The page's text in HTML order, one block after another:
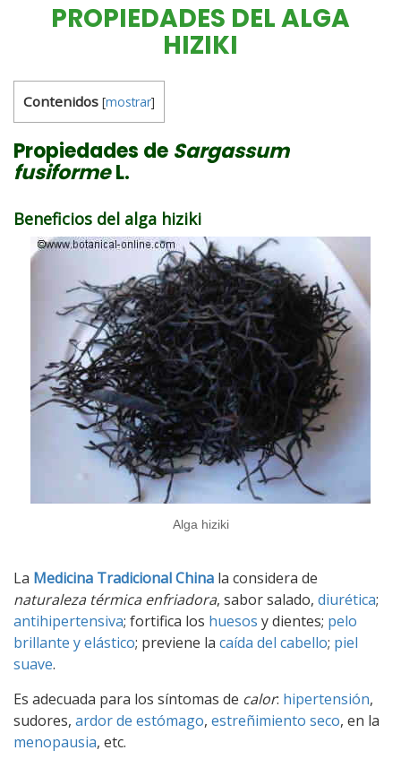
PROPIEDADES DEL ALGA
HIZIKI
Contenidos [mostrar]
Propiedades de Sargassum
fusiformeL.
Beneficios del alga hiziki
Alga hiziki
La Medicina Tradicional China la considera de
naturaleza térmica enfriadora, sabor salado, diurética;
antihipertensiva; fortifica los huesos y dientes; pelo
brillante y elástico; previene la caída del cabello; piel
suave.
Es adecuada para los síntomas de calor: hipertensión,
sudores, ardor de estómago, estreñimiento seco, en la
menopausia, etc.